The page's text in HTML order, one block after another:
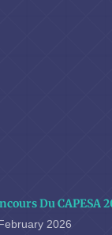
Du CAPESA
2026